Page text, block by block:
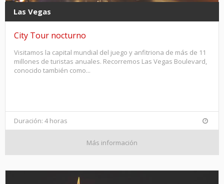
Las Vegas
City Tour nocturno
Visitamos la capital mundial del juego y anfitriona de más de 11
millones de turistas anuales. Recorremos Las Vegas Boulevard,
conocido también como...
Duración: 4 horas
Más información